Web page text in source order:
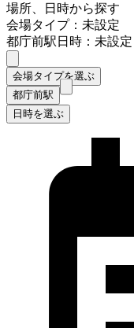
場所、日時から探す
会場タイプ：未設定
都庁前駅日時：未設定
会場タイプを選ぶ
都庁前駅
日時を選ぶ